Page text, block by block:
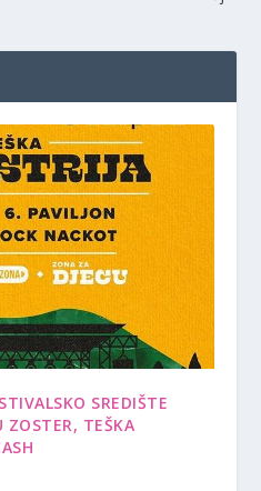
SREDIŠTE
ZOSTER, TEŠKA